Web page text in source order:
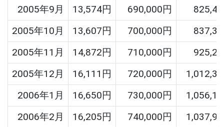
2005年9月
13,574円 690,000円
2005年10月
13,607円 700,000円
2005年11月
14,872円 710,000円
2005年12月
16,111円 720,000円
2006年1月
16,650円 730,000円
2006年2月
16,205円 740,000円